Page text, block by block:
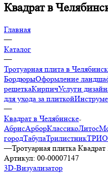
Квадрат в
Главная
—
Каталог
—
Тротуарная плита в
БордюрыОформление
решеткаКирпичУслуги
для ухода за плиткой
—
Квадрат в Челябинске
АбрисАрборКлассикоЛитос
городТабулаТрилистникТРИО
—Тротуарная плитка
Артикул: 00-00007147
3D-Визуализатор